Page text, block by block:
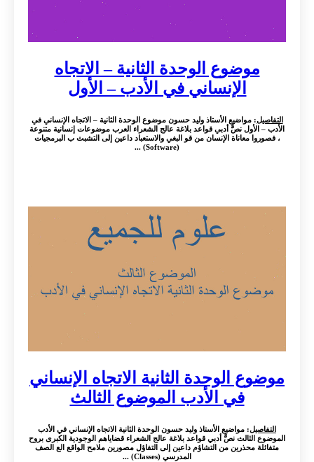
موضوع الوحدة الثانية – الاتجاه
الإنساني في الأدب – الأول
التفاصيل: مواضيع الأستاذ وليد حسون موضوع الوحدة الثانية – الاتجاه الإنساني في
الأدب – الأول نصٌّ أدبي قواعد بلاغة عالج الشعراء العرب موضوعات إنسانية متنوعة
، فصوروا معاناة الإنسان من قو البغي والاستعباد داعين إلى التشبث ب البرمجيات
(Software) ...
موضوع الوحدة الثانية الاتجاه الإنساني
في الأدب الموضوع الثالث
التفاصيل: مواضيع الأستاذ وليد حسون الوحدة الثانية الاتجاه الإنساني في الأدب
الموضوع الثالث نصٌّ أدبي قواعد بلاغة عالج الشعراء قضاياهم الوجودية الكبرى بروح
متفائلة محذرين من التشاؤم داعين إلى التفاؤل مصورين ملامح الواقع الع الصف
المدرسي (Classes) ...